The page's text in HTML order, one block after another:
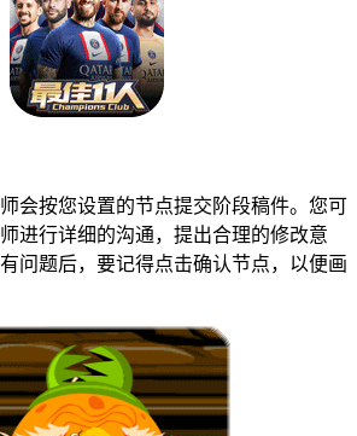
按您设置的节点提交阶段稿件。您可
进行详细的沟通，提出合理的修改意
问题后，要记得点击确认节点，以便画